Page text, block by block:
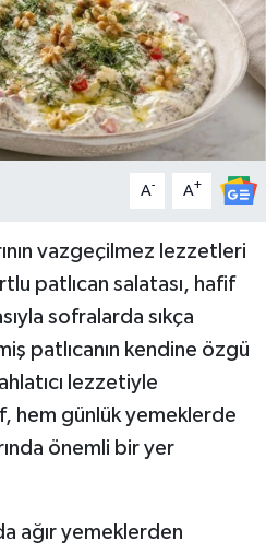
A- A+
vazgeçilmez lezzetleri
patlıcan salatası, hafif
sofralarda sıkça
patlıcanın kendine özgü
lezzetiyle
hem günlük yemeklerde
önemli bir yer
ağır yemeklerden